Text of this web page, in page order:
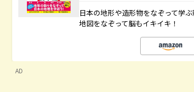
日本の地形や造形物をなぞって学
地図をなぞって脳もイキイキ！
AD